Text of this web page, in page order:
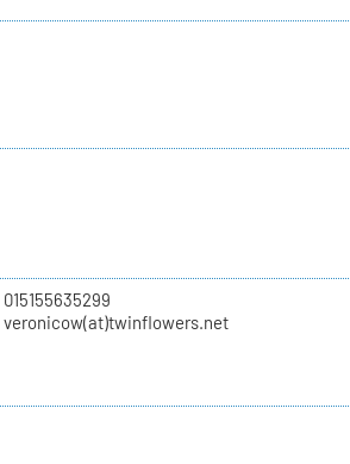
015155635299
veronicow(at)twinflowers.net